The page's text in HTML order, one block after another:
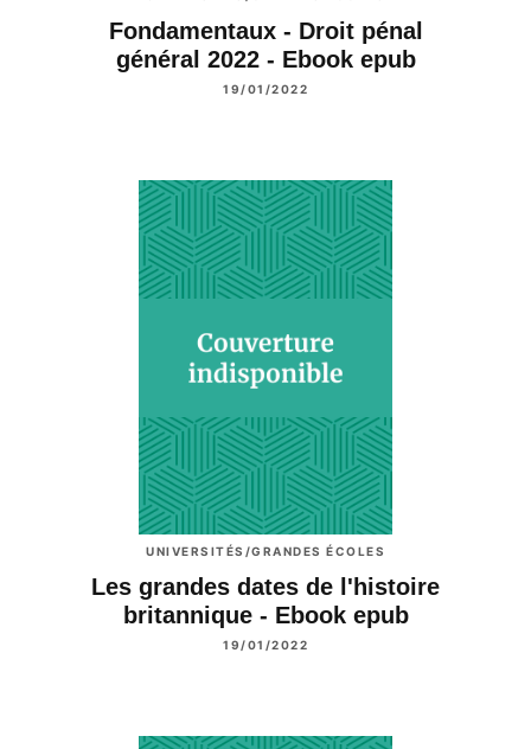
Fondamentaux - Droit pénal
général 2022 - Ebook epub
19/01/2022
UNIVERSITÉS/GRANDES ÉCOLES
Les grandes dates de l'histoire
britannique - Ebook epub
19/01/2022